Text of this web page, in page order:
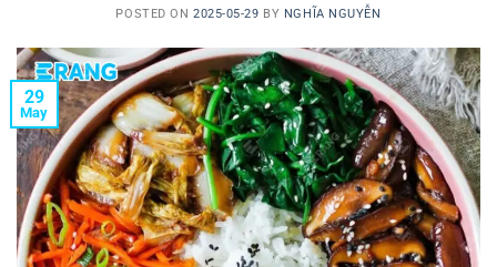
POSTED ON 2025-05-29 BY NGHĨA NGUYỄN
29
May